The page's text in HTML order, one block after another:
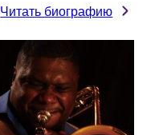
Читать биографию